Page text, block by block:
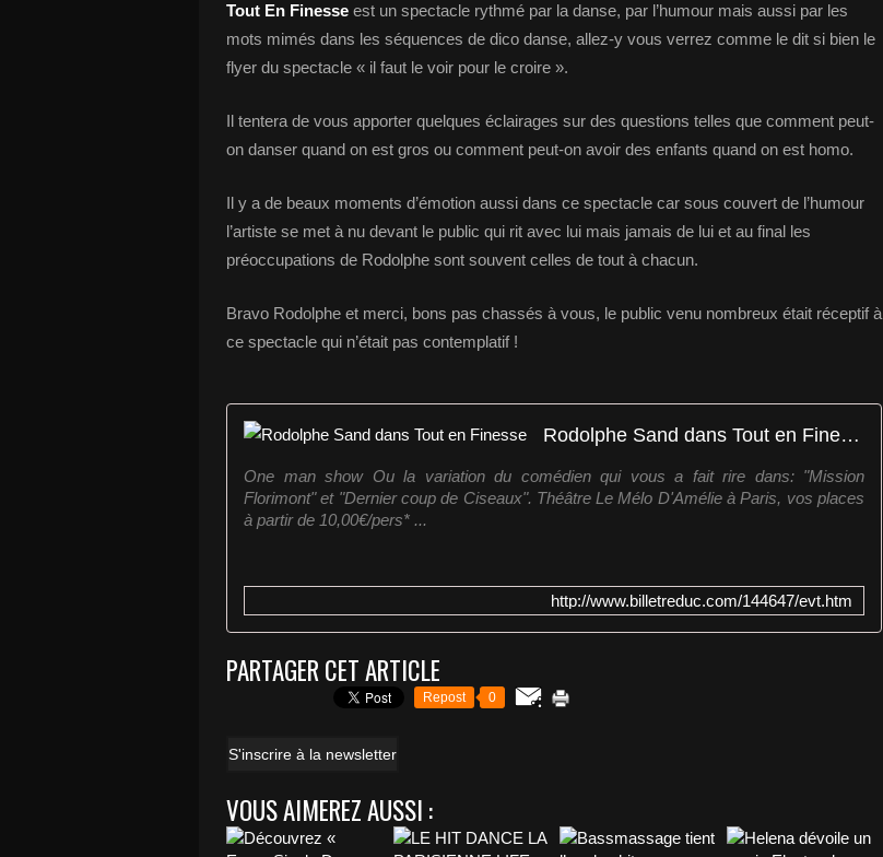
Tout En Finesse est un spectacle rythmé par la danse, par l’humour mais aussi par les
mots mimés dans les séquences de dico danse, allez-y vous verrez comme le dit si bien le
flyer du spectacle « il faut le voir pour le croire ».
Il tentera de vous apporter quelques éclairages sur des questions telles que comment peut-
on danser quand on est gros ou comment peut-on avoir des enfants quand on est homo.
Il y a de beaux moments d’émotion aussi dans ce spectacle car sous couvert de l’humour
l’artiste se met à nu devant le public qui rit avec lui mais jamais de lui et au final les
préoccupations de Rodolphe sont souvent celles de tout à chacun.
Bravo Rodolphe et merci, bons pas chassés à vous, le public venu nombreux était réceptif à
ce spectacle qui n’était pas contemplatif !
Rodolphe Sand dans Tout en Finesse
One man show Ou la variation du comédien qui vous a fait rire dans: "Mission
Florimont" et "Dernier coup de Ciseaux". Théâtre Le Mélo D'Amélie à Paris, vos places
à partir de 10,00€/pers* ...
http://www.billetreduc.com/144647/evt.htm
PARTAGER CET ARTICLE
Repost 0
S'inscrire à la newsletter
VOUS AIMEREZ AUSSI :